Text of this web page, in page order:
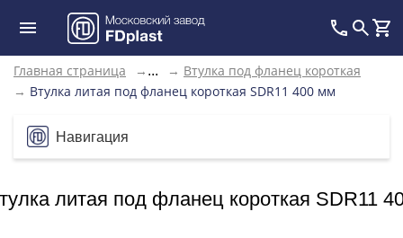
Главная страница → ... → Втулка под фланец короткая
→ Втулка литая под фланец короткая SDR11 400 мм
Навигация
литая под фланец короткая SDR11